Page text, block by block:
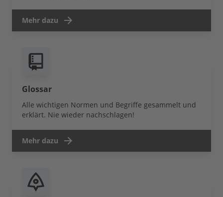
Mehr dazu
Glossar
Alle wichtigen Normen und Begriffe gesammelt und
erklärt. Nie wieder nachschlagen!
Mehr dazu